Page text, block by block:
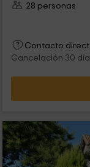
28 personas
Contacto
Cancelación 30